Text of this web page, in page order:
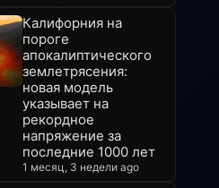
Калифорния на
пороге
апокалиптического
землетрясения:
новая модель
указывает на
рекордное
напряжение за
последние 1000 лет
1 месяц, 3 недели ago